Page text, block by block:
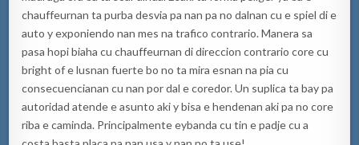
chauffeurnan ta purba desvia pa nan pa no dalnan cu e spiel di e
auto y exponiendo nan mes na trafico contrario. Manera sa
pasa hopi biaha cu chauffeurnan di direccion contrario core cu
bright of e lusnan fuerte bo no ta mira esnan na pia cu
consecuencianan cu nan por dal e coredor. Un suplica ta bay pa
autoridad atende e asunto aki y bisa e hendenan aki pa no core
riba e caminda. Principalmente eybanda cu tin e padje cu a